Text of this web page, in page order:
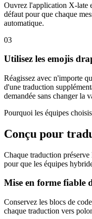
Ouvrez l'application X-late
défaut pour que chaque
automatique.
03
Utilisez les emojis
Réagissez avec n'importe
d'une traduction
demandée sans changer la
Pourquoi les équipes
Conçu pour
Chaque traduction
pour que les équipes
Mise en forme fiable
Conservez les blocs de
chaque traduction vers